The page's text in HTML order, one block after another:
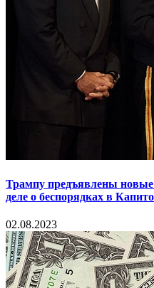
Трампу предъявлены
деле о беспорядках в
02.08.2023